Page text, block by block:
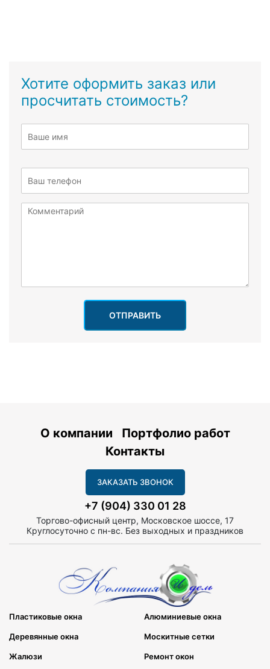
Хотите оформить заказ или
просчитать стоимость?
ОТПРАВИТЬ
О компании
Портфолио работ
Контакты
ЗАКАЗАТЬ ЗВОНОК
+7 (904) 330 01 28
Торгово-офисный центр, Московское шоссе, 17
Круглосуточно с пн-вс. Без выходных и праздников
Пластиковые окна Алюминиевые окна
Деревянные окна Москитные сетки
Жалюзи Ремонт окон